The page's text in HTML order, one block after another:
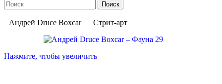
Поиск
Андрей Druce Boxcar Стрит-арт
Нажмите, чтобы увеличить